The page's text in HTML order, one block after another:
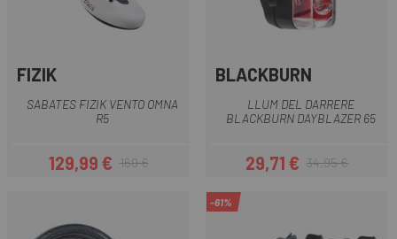
FIZIK
SABATES FIZIK VENTO OMNA
R5
Preu
129,99 €Preu regular
169 €
BLACKBURN
LLUM DEL DARRERE
BLACKBURN DAYBLAZER 65
Preu
29,71 €Preu regular
34,95 €
-61%